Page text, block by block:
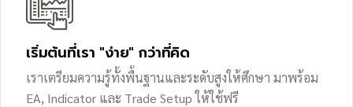
เริ่มต้นที่เรา "ง่าย" กว่าที่คิด
เราเตรียมความรู้ทั้งพื้นฐานและระดับสูงให้ศึกษา มาพร้อม
EA, Indicator และ Trade Setup ให้ใช้ฟรี